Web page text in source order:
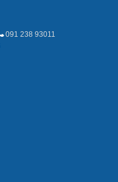
091 238 93011